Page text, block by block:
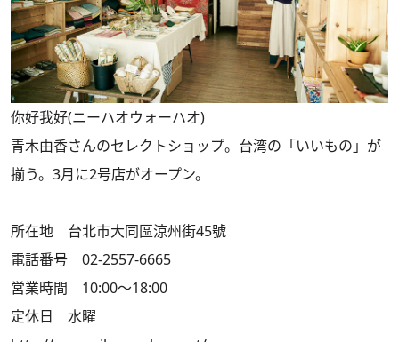
你好我好(ニーハオウォーハオ)
青木由香さんのセレクトショップ。台湾の「いいもの」が
揃う。3月に2号店がオープン。
所在地 台北市大同區涼州街45號
電話番号 02-2557-6665
営業時間 10:00～18:00
定休日 水曜